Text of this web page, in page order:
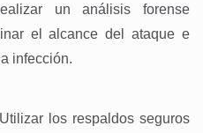
un análisis forense
el alcance del ataque e
infección.
Utilizar los respaldos seguros